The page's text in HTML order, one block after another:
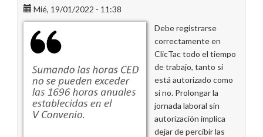
Mié, 19/01/2022 - 11:38
Debe registrarse
correctamente en
ClicTac todo el tiempo
de trabajo, tanto si
está autorizado como
si no. Prolongar la
jornada laboral sin
autorización implica
dejar de percibir las